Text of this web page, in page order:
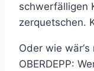
schwerfälligen
zerquetschen.
Oder wie
OBERDEPP: